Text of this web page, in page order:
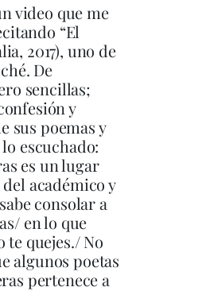
video que me
“El
2017), uno de
De
sencillas;
y
sus poemas y
escuchado:
es un lugar
académico y
consolar a
en lo que
te quejes./ No
algunos poetas
pertenece a